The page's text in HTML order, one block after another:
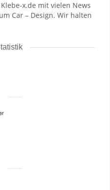
x.de mit vielen News
Car – Design. Wir halten